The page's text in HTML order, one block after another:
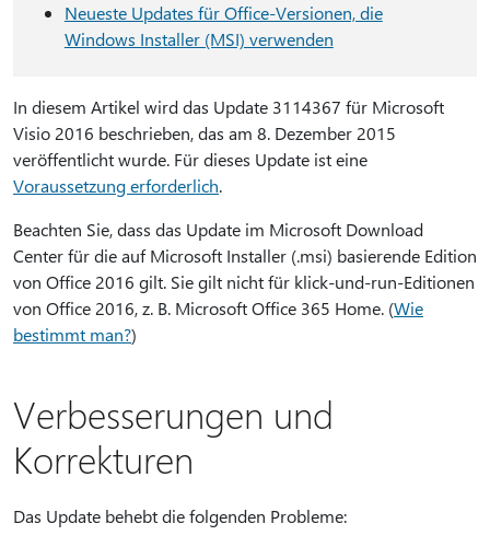
Neueste Updates für Office-Versionen, die
Windows Installer (MSI) verwenden
In diesem Artikel wird das Update 3114367 für Microsoft
Visio 2016 beschrieben, das am 8. Dezember 2015
veröffentlicht wurde. Für dieses Update ist eine
Voraussetzung erforderlich.
Beachten Sie, dass das Update im Microsoft Download
Center für die auf Microsoft Installer (.msi) basierende Edition
von Office 2016 gilt. Sie gilt nicht für klick-und-run-Editionen
von Office 2016, z. B. Microsoft Office 365 Home. (Wie
bestimmt man?)
Verbesserungen und
Korrekturen
Das Update behebt die folgenden Probleme: